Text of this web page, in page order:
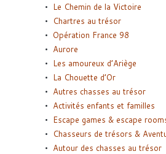
Le Chemin de la Victoire
Chartres au trésor
Opération France 98
Aurore
Les amoureux d’Ariège
La Chouette d’Or
Autres chasses au trésor
Activités enfants et familles
Escape games & escape
Chasseurs de trésors &
Autour des chasses au trésor